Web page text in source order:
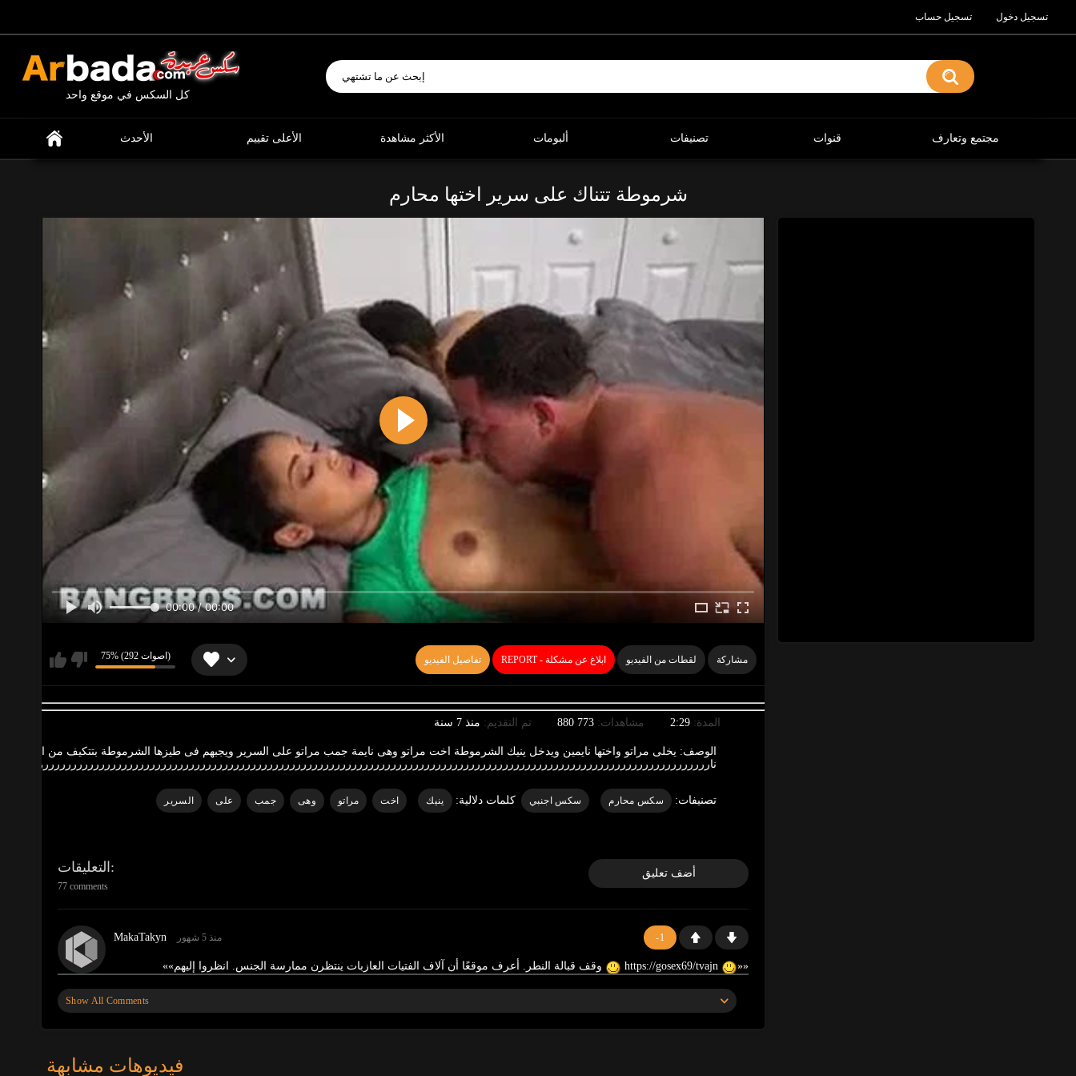
تسجيل حساب تسجيل دخول
كل السكس في موقع واحد
إبحث عن ما تشتهي
الأحدث الأعلى تقييم الأكثر مشاهدة ألبومات تصنيفات قنوات مجتمع وتعارف
شرموطة تتناك على سرير اختها محارم
00:00 / 00:00
75% (292 اصوات) تفاصيل الفيديو REPORT - ابلاغ عن مشكلة لقطات من الفيديو مشاركة
المدة: 2:29 مشاهدات: 773 880 تم التقديم: منذ 7 سنة
الوصف: يخلى مراتو واختها نايمين ويدخل ينيك الشرموطة اخت مراتو وهى نايمة جمب مراتو على السرير ويجبهم فى طيزها الشرموطة بتتكيف من الزب
تصنيفات: سكس محارم سكس اجنبي كلمات دلالية: ينيك اخت مراتو وهى جمب على السرير
أضف تعليق التعليقات
77 comments
-1
MakaTakyn منذ 5 شهور
«
« وقف قبالة النطر. أعرف موقعًا أن آلاف الفتيات العازبات ينتظرن ممارسة الجنس. انظروا إليهم»»
-3
BellaWow منذ 6 شهور
Show All Comments
فيديوهات مشابهة